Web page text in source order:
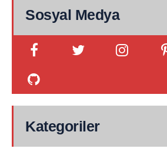
Sosyal Medya
Kategoriler